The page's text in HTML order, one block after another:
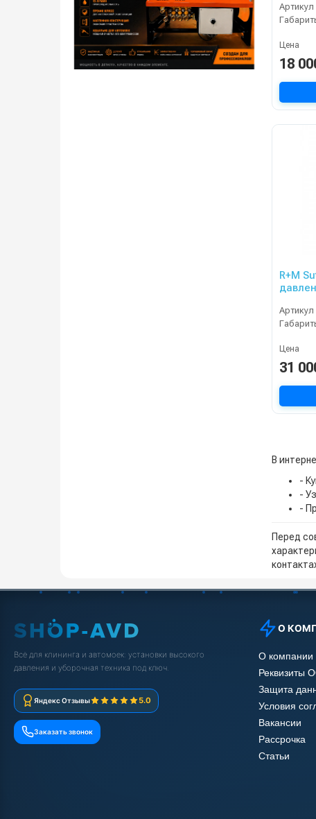
Артикул
Цена
18
R+M
Артикул
Цена
31
В
-
-
-
Перед
Всё для клининга и автомоек: установки высокого
давления и уборочная техника под ключ.
Яндекс Отзывы 5.0
Заказать звонок
О
О компании
Реквизиты
Защита
Условия
Вакансии
Рассрочка
Статьи